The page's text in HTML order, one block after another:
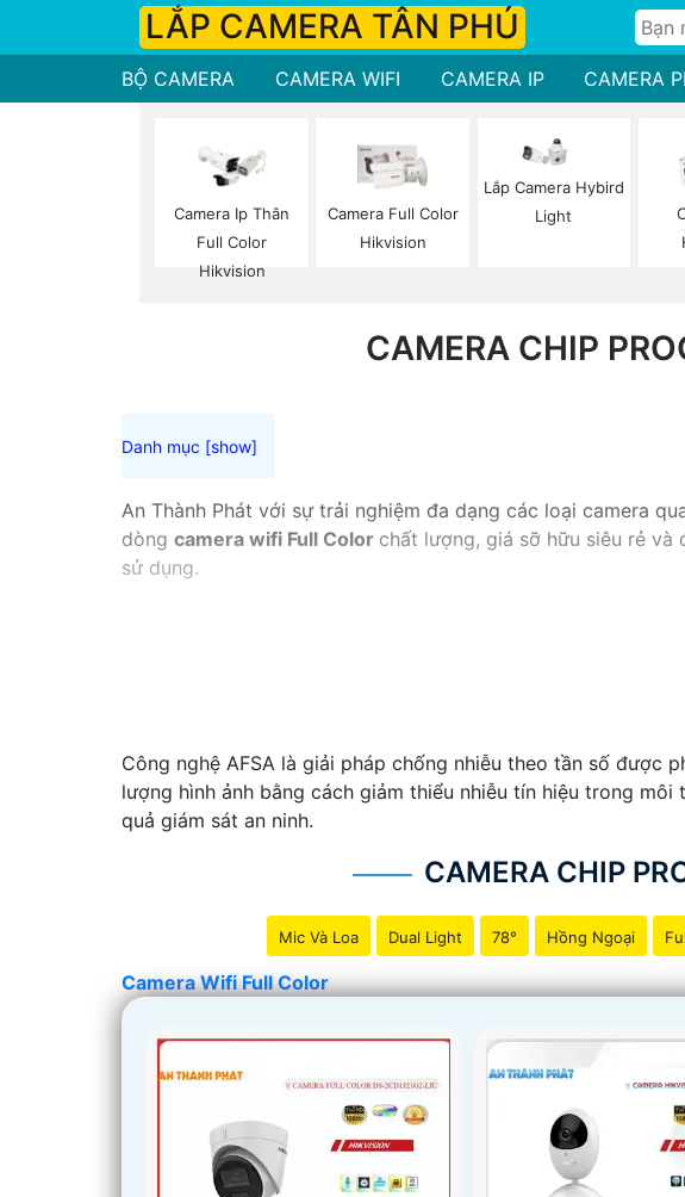
LẮP CAMERA TÂN PHÚ
BỘ CAMERA CAMERA WIFI CAMERA IP CAMERA
Camera Ip Thân
Full Color
Hikvision
Camera Full Color
Hikvision
Lắp Camera Hybird
Light
CAMERA CHIP
An Thành Phát với sự trải nghiệm đa dạng các loại camera
dòng camera wifi Full Color chất lượng, giá sỡ hữu siêu rẻ
sử dụng.
Công nghệ AFSA là giải pháp chống nhiễu theo tần số được
lượng hình ảnh bằng cách giảm thiểu nhiễu tín hiệu trong
quả giám sát an ninh.
CAMERA CHIP
Mic Và Loa Dual Light 78° Hồng Ngoại
Camera Wifi Full Color